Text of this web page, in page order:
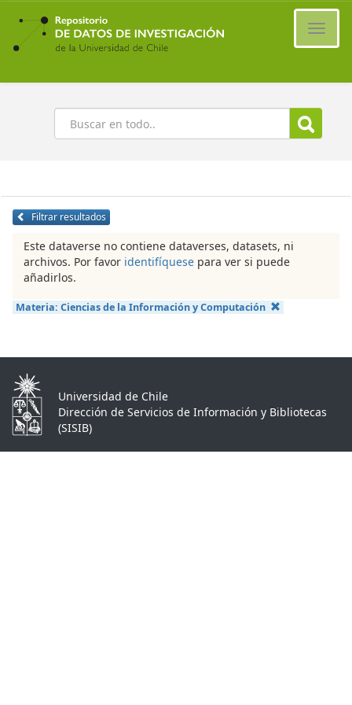
Ir
contenido
principal
Buscar
Filtrar resultados
Este dataverse no contiene dataverses, datasets, ni
archivos. Por favor identifíquese para ver si puede
añadirlos.
Materia: Ciencias de la Información y Computación
Universidad de Chile
Dirección de Servicios de Información y Bibliotecas
(SISIB)